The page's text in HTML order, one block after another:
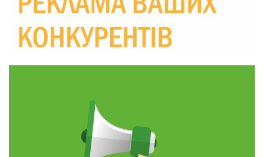
Краснопільської селищної ради
10:36
28 лип
Валентина Масалітіна: «Нас тримає віра в
Перемогу і повернення додому»
Обмежено придатний, але безмежно
вмотивований: Як колишній лісівник став асом
артилерії